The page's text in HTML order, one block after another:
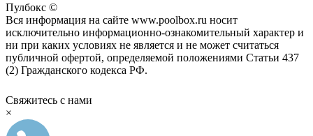
Пулбокс ©
Вся информация на сайте www.poolbox.ru носит
исключительно информационно-ознакомительный характер и
ни при каких условиях не является и не может считаться
публичной офертой, определяемой положениями Статьи 437
(2) Гражданского кодекса РФ.
Свяжитесь с нами
×